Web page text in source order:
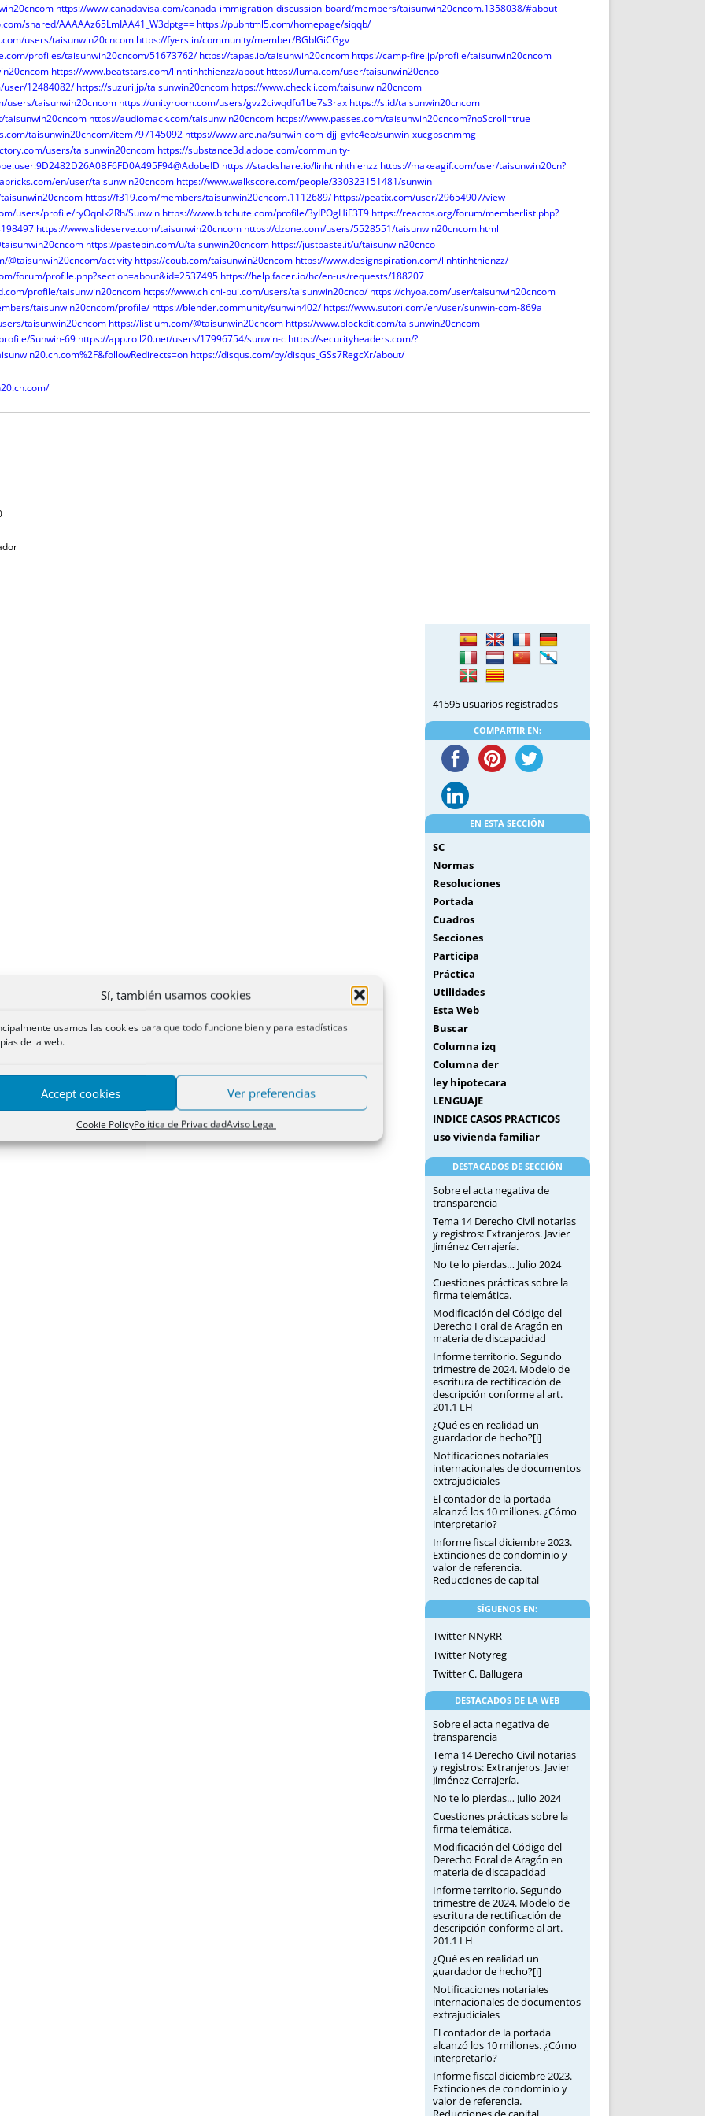
Sí, también usamos cookies
usamos las cookies para que todo funcione bien y para estadísticas
de la web.
Accept cookies Ver preferencias
Cookie PolicyPolítica de PrivacidadAviso Legal
https://www.canadavisa.com/canada-immigration-discussion-board/members/taisunwin20cncom.1358038/#about
shared/AAAAAz65LmIAA41_W3dptg== https://pubhtml5.com/homepage/siqqb/
users/taisunwin20cncom https://fyers.in/community/member/BGblGiCGgv
profiles/taisunwin20cncom/51673762/ https://tapas.io/taisunwin20cncom https://camp-fire.jp/profile/taisunwin20cncom
https://www.beatstars.com/linhtinhthienzz/about https://luma.com/user/taisunwin20cnco
user/12484082/ https://suzuri.jp/taisunwin20cncom https://www.checkli.com/taisunwin20cncom
users/taisunwin20cncom https://unityroom.com/users/gvz2ciwqdfu1be7s3rax https://s.id/taisunwin20cncom
taisunwin20cncom https://audiomack.com/taisunwin20cncom https://www.passes.com/taisunwin20cncom?noScroll=true
taisunwin20cncom/item797145092 https://www.are.na/sunwin-com-djj_gvfc4eo/sunwin-xucgbscnmmg
users/taisunwin20cncom https://substance3d.adobe.com/community-
https://stackshare.io/linhtinhthienzz https://makeagif.com/user/taisunwin20cn?
en/user/taisunwin20cncom https://www.walkscore.com/people/330323151481/sunwin
https://f319.com/members/taisunwin20cncom.1112689/ https://peatix.com/user/29654907/view
users/profile/ryOqnIk2Rh/Sunwin https://www.bitchute.com/profile/3yIPOgHiF3T9 https://reactos.org/forum/memberlist.php?
https://www.slideserve.com/taisunwin20cncom https://dzone.com/users/5528551/taisunwin20cncom.html
https://pastebin.com/u/taisunwin20cncom https://justpaste.it/u/taisunwin20cnco
@taisunwin20cncom/activity https://coub.com/taisunwin20cncom https://www.designspiration.com/linhtinhthienzz/
forum/profile.php?section=about&id=2537495 https://help.facer.io/hc/en-us/requests/188207
profile/taisunwin20cncom https://www.chichi-pui.com/users/taisunwin20cnco/ https://chyoa.com/user/taisunwin20cncom
taisunwin20cncom/profile/ https://blender.community/sunwin402/ https://www.sutori.com/en/user/sunwin-com-869a
taisunwin20cncom https://listium.com/@taisunwin20cncom https://www.blockdit.com/taisunwin20cncom
Sunwin-69 https://app.roll20.net/users/17996754/sunwin-c https://securityheaders.com/?
https://disqus.com/by/disqus_GSs7RegcXr/about/
41595 usuarios registrados
COMPARTIR EN:
EN ESTA SECCIÓN
SC
Normas
Resoluciones
Portada
Cuadros
Secciones
Participa
Práctica
Utilidades
Esta Web
Buscar
Columna izq
Columna der
ley hipotecara
LENGUAJE
INDICE CASOS PRACTICOS
uso vivienda familiar
DESTACADOS DE SECCIÓN
Sobre el acta negativa de
transparencia
Tema 14 Derecho Civil notarias
y registros: Extranjeros. Javier
Jiménez Cerrajería.
No te lo pierdas… Julio 2024
Cuestiones prácticas sobre la
firma telemática.
Modificación del Código del
Derecho Foral de Aragón en
materia de discapacidad
Informe territorio. Segundo
trimestre de 2024. Modelo de
escritura de rectificación de
descripción conforme al art.
201.1 LH
¿Qué es en realidad un
guardador de hecho?[i]
Notificaciones notariales
internacionales de documentos
extrajudiciales
El contador de la portada
alcanzó los 10 millones. ¿Cómo
interpretarlo?
Informe fiscal diciembre 2023.
Extinciones de condominio y
valor de referencia.
Reducciones de capital
SÍGUENOS EN:
Twitter NNyRR
Twitter Notyreg
Twitter C. Ballugera
DESTACADOS DE LA WEB
Sobre el acta negativa de
transparencia
Tema 14 Derecho Civil notarias
y registros: Extranjeros. Javier
Jiménez Cerrajería.
No te lo pierdas… Julio 2024
Cuestiones prácticas sobre la
firma telemática.
Modificación del Código del
Derecho Foral de Aragón en
materia de discapacidad
Informe territorio. Segundo
trimestre de 2024. Modelo de
escritura de rectificación de
descripción conforme al art.
201.1 LH
¿Qué es en realidad un
guardador de hecho?[i]
Notificaciones notariales
internacionales de documentos
extrajudiciales
El contador de la portada
alcanzó los 10 millones. ¿Cómo
interpretarlo?
Informe fiscal diciembre 2023.
Extinciones de condominio y
valor de referencia.